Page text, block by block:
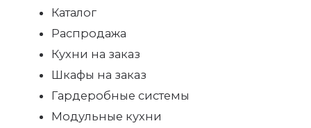
Каталог
Распродажа
Кухни на заказ
Шкафы на заказ
Гардеробные системы
Модульные кухни